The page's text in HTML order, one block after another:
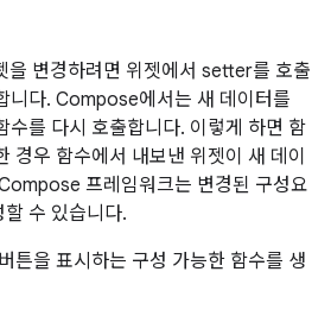
을 변경하려면 위젯에서 setter를 호출
니다. Compose에서는 새 데이터를
수를 다시 호출합니다. 이렇게 하면 함
경우 함수에서 내보낸 위젯이 새 데이
프레임워크는 변경된 구성요
수 있습니다.
튼을 표시하는 구성 가능한 함수를 생